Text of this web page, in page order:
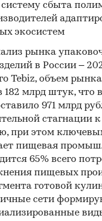
с
об объемах
в
от имени
в
анализа
(1)
контент-анализ
Квантитативный
анализ с
к которым
сбыта
экосистем
рынка
в России –
Tebiz, объем
182 млрд штук, что
971 млрд
стагнации
при этом
пищевая
65% всего
пищевых
готовой
сети